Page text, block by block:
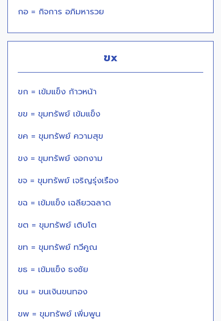
กอ = กิจการ อภิมหารวย
ขx
ขก = เข้มแข็ง ก้าวหน้า
ขข = ขุมทรัพย์ เข้มแข็ง
ขค = ขุมทรัพย์ ความสุข
ขง = ขุมทรัพย์ งอกงาม
ขจ = ขุมทรัพย์ เจริญรุ่งเรือง
ขฉ = เข้มแข็ง เฉลียวฉลาด
ขต = ขุมทรัพย์ เติบโต
ขท = ขุมทรัพย์ ทวีคูณ
ขธ = เข้มแข็ง ธงชัย
ขน = ขนเงินขนทอง
ขพ = ขุมทรัพย์ เพิ่มพูน